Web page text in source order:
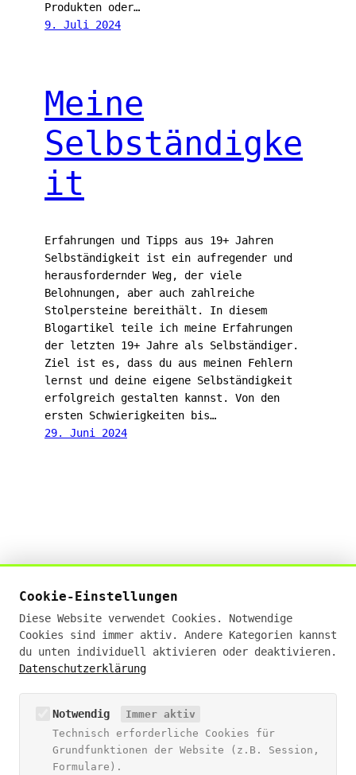
Produkten oder…
9. Juli 2024
Meine
Selbständigke
it
Erfahrungen und Tipps aus 19+ Jahren
Selbständigkeit ist ein aufregender und
herausfordernder Weg, der viele
Belohnungen, aber auch zahlreiche
Stolpersteine bereithält. In diesem
Blogartikel teile ich meine Erfahrungen
der letzten 19+ Jahre als Selbständiger.
Ziel ist es, dass du aus meinen Fehlern
lernst und deine eigene Selbständigkeit
erfolgreich gestalten kannst. Von den
ersten Schwierigkeiten bis…
29. Juni 2024
· E-Commerce Manager (IHK)
19+ Jahre Erfahrung · Deutschlandweit remote
hello@zivantesic.com
NAVIGATION
Über Živan
Cookie-Einstellungen
Diese Website verwendet Cookies. Notwendige
Cookies sind immer aktiv. Andere Kategorien kannst
du unten individuell aktivieren oder deaktivieren.
Datenschutzerklärung
Notwendig
Immer aktiv
Technisch erforderliche Cookies für
Grundfunktionen der Website (z.B. Session,
Formulare).